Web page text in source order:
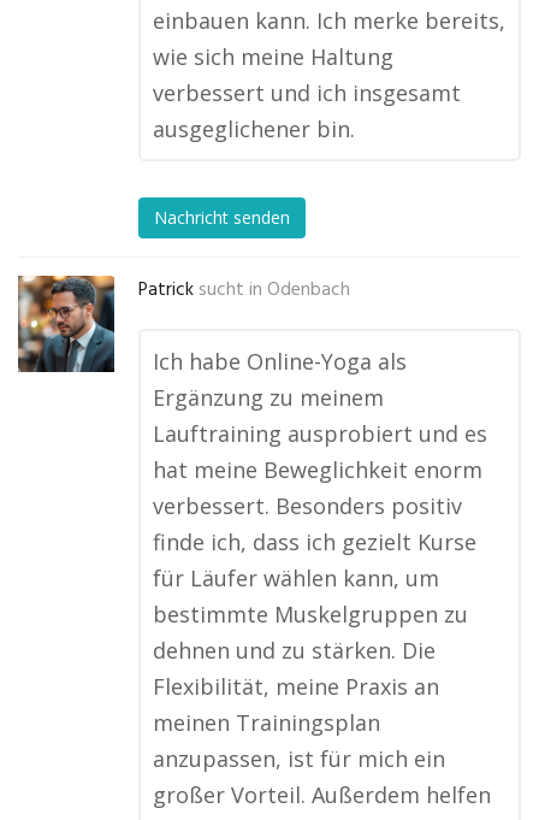
einbauen kann. Ich merke bereits,
wie sich meine Haltung
verbessert und ich insgesamt
ausgeglichener bin.
Nachricht senden
Patrick sucht in Odenbach
Ich habe Online-Yoga als
Ergänzung zu meinem
Lauftraining ausprobiert und es
hat meine Beweglichkeit enorm
verbessert. Besonders positiv
finde ich, dass ich gezielt Kurse
für Läufer wählen kann, um
bestimmte Muskelgruppen zu
dehnen und zu stärken. Die
Flexibilität, meine Praxis an
meinen Trainingsplan
anzupassen, ist für mich ein
großer Vorteil. Außerdem helfen